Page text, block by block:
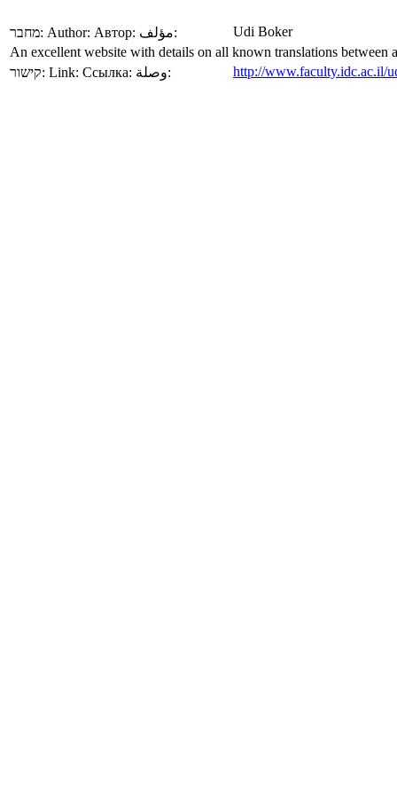
מחבר: Author: Автор: مؤلف:
Udi Boker
An excellent website with details on all known translations between
קישור: Link: Ссылка: وصلة: http://www.faculty.idc.ac.il/